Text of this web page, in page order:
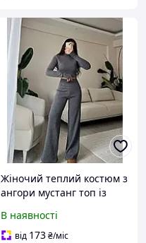
Жіночий теплий костюм з
ангори мустанг топ із
розкльошені штани
розміри XS-L
В наявності
від 173₴/міс